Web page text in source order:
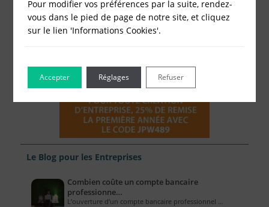
Le Blog pour les Entreprises
Combien coûte un compte bancaire
professionne…
L’ouverture d’un compte bancaire professionnel …
Pour modifier vos préférences par la suite, rendez-
vous dans le pied de page de notre site, et cliquez
sur le lien 'Informations Cookies'.
Accepter Refuser
Réglages